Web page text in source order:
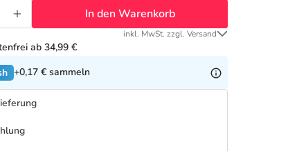
In den Warenkorb
inkl. MwSt. zzgl. Versand
ab 34,99 €
+0,17 € sammeln